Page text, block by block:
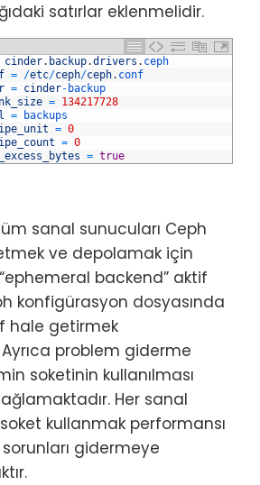
satırlar eklenmelidir.
cinder. backup.drivers . ceph
= /etc/ceph/ceph. conf
= cinder- backup
= 134217728
=
backups
= 0
= 0
= true
sanal sunucuları Ceph
ve depolamak için
backend” aktif
konfigürasyon dosyasında
hale getirmek
problem giderme
soketinin kullanılması
Her sanal
kullanmak performansı
gidermeye